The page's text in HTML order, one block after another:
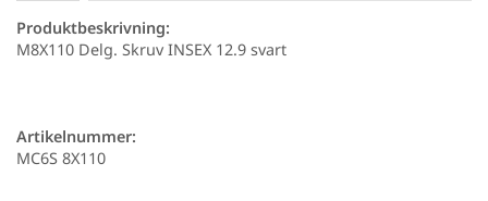
Produktbeskrivning:
M8X110 Delg. Skruv INSEX 12.9 svart
Artikelnummer:
MC6S 8X110